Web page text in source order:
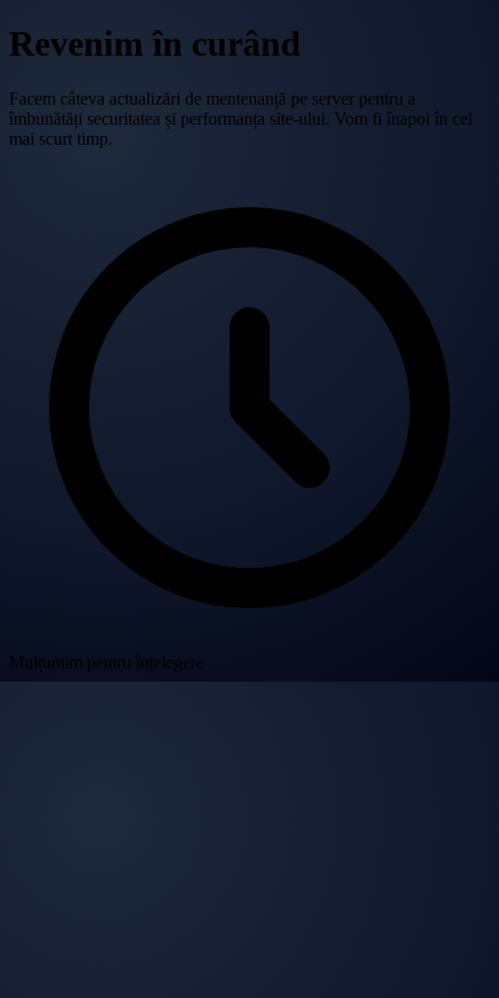
Revenim în curând
Facem câteva actualizări de mentenanță pe server pentru a
îmbunătăți securitatea și performanța site-ului. Vom fi înapoi în cel
mai scurt timp.
Mulțumim pentru înțelegere